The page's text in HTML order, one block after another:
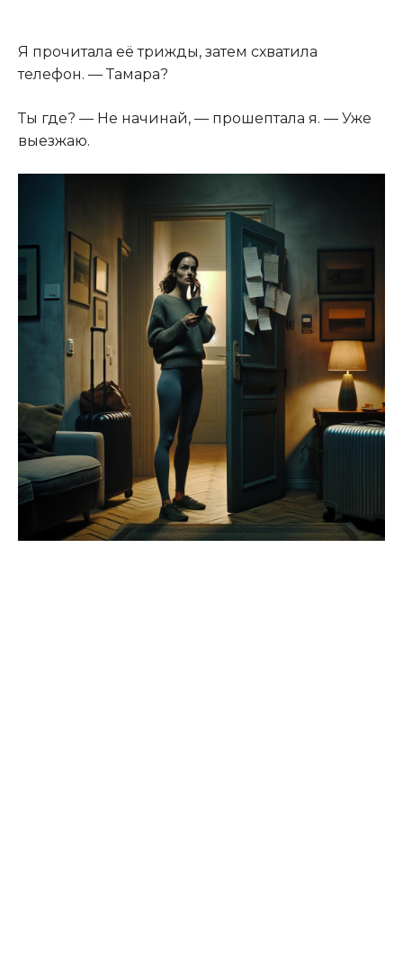
Я прочитала её трижды, затем схватила
телефон. — Тамара?
Ты где? — Не начинай, — прошептала я. — Уже
выезжаю.